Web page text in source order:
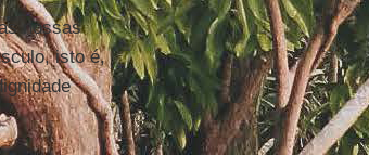
nossas
isto é,